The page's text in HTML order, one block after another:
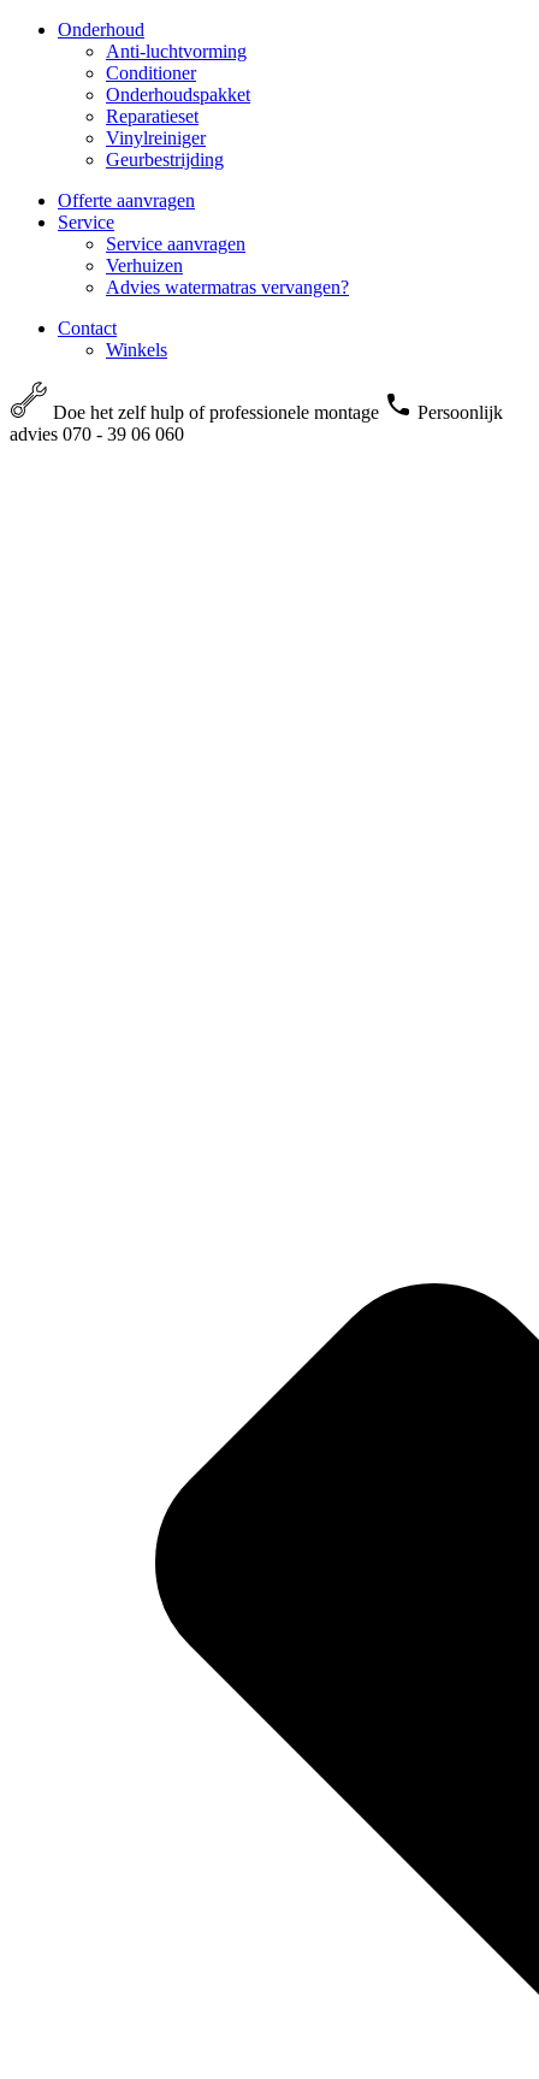
Onderhoud
Anti-luchtvorming
Conditioner
Onderhoudspakket
Reparatieset
Vinylreiniger
Geurbestrijding
Offerte aanvragen
Service
Service aanvragen
Verhuizen
Advies watermatras vervangen?
Contact
Winkels
Doe het zelf hulp of professionele montage
Persoonlijk
advies 070 - 39 06 060